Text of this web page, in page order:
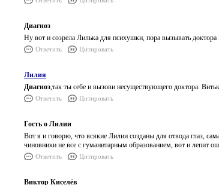
Диагноз
Ну вот и созрела Лилька для психушки, пора вызывать доктора
Ответить Цитировать
Лилия
Диагноз,так ты себе и вызови несуществующего доктора.
Ответить Цитировать
Гость о Лилии
Вот я и говорю, что всякие Лилии созданы для отвода глаз,
чиновники не все с гуманитарным образованием, вот и лепит
Ответить Цитировать
Виктор Киселёв